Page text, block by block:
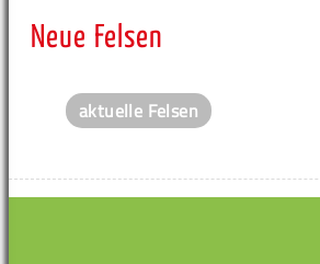
Neue Felsen
aktuelle Felsen